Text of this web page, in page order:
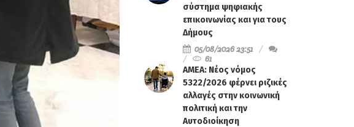
σύστημα ψηφιακής
επικοινωνίας και για τους
Δήμους
05/08/2026 23:51
61
ΑΜΕΑ: Νέος νόμος
5322/2026 φέρνει ριζικές
αλλαγές στην κοινωνική
πολιτική και την
Αυτοδιοίκηση